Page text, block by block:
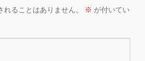
れることはありません。 ※ が付いてい